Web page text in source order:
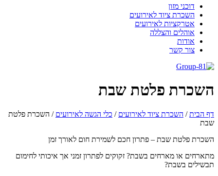
דוכני מזון
השכרת ציוד לאירועים
אטרקציות לאירועים
אוהלים והצללה
אודות
צור קשר
פלטת שבת
הבית/השכרת ציוד לאירועים/כלי הגשה לאירועים/השכרת פלטת
פלטת שבת – פתרון חכם לשמירת חום לאורך זמן
או מארחים בשבת? זקוקים לפתרון זמני אך איכותי לחימום
בשבת?